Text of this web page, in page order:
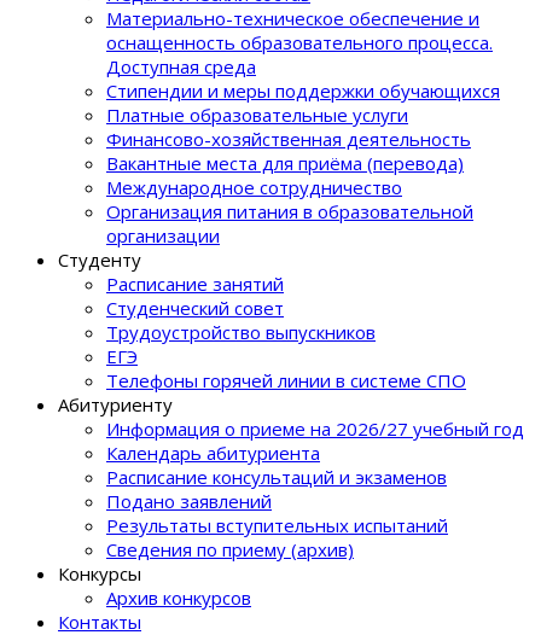
Материально-техническое обеспечение и
оснащенность образовательного процеcса.
Доступная среда
Стипендии и меры поддержки обучающихся
Платные образовательные услуги
Финансово-хозяйственная деятельность
Вакантные места для приёма (перевода)
Международное сотрудничество
Организация питания в образовательной
организации
Студенту
Расписание занятий
Студенческий совет
Трудоустройство выпускников
ЕГЭ
Телефоны горячей линии в системе СПО
Абитуриенту
Информация о приеме на 2026/27 учебный год
Календарь абитуриента
Расписание консультаций и экзаменов
Подано заявлений
Результаты вступительных испытаний
Сведения по приему (архив)
Конкурсы
Архив конкурсов
Контакты